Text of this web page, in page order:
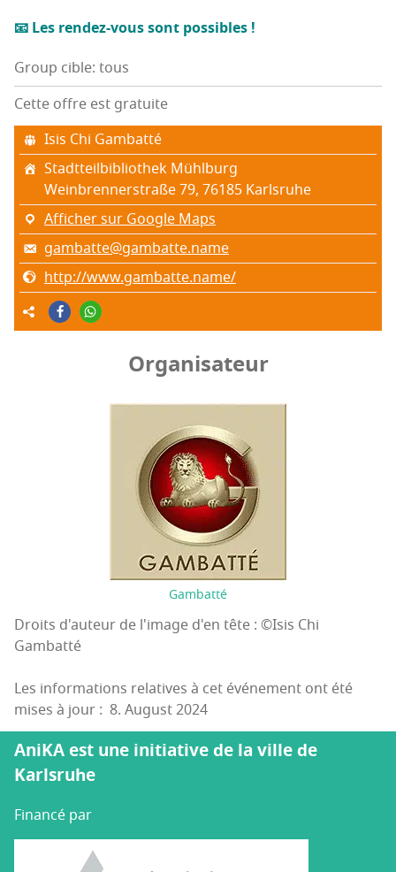
📧 Les ren­dez-vous sont possibles !
Group cible: tous
Cette offre est gratuite
Isis Chi Gambatté
Stadt­teil­bi­blio­thek Mühlburg
Wein­bren­ner­straße 79, 76185 Karls­ruhe
Afficher sur Google Maps
gambatte@gambatte.name
http://www.gambatte.name/
Organisateur
Gambatté
Droits d'auteur de l'image d'en tête : ©Isis Chi
Gambatté
Les informations relatives à cet événement ont été
mises à jour : 8. August 2024
AniKA est une initiative de la ville de
Karlsruhe
Financé par